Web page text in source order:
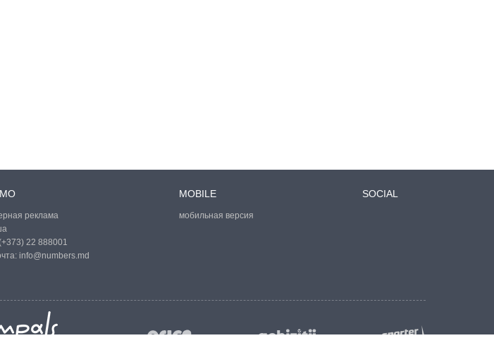
реклама
22 888001
info@numbers.md
MOBILE
мобильная версия
SOCIAL